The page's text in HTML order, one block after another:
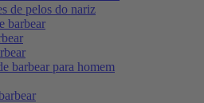
de pelos do nariz
barbear
barbear para homem